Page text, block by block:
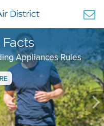
Appliances Rules